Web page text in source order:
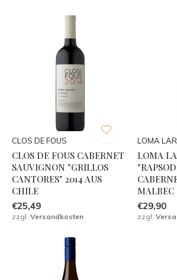
CLOS DE FOUS
CLOS DE FOUS CABERNET
SAUVIGNON "GRILLOS
CANTORES" 2014 AUS
CHILE
€25,49
zzgl. Versandkosten
LOMA
LOMA
MALBEC
€29,90
zzgl.